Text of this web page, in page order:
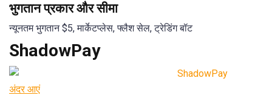
भुगतान प्रकार और सीमा
न्यूनतम भुगतान $5, मार्केटप्लेस, फ्लैश सेल, ट्रेडिंग बॉट
ShadowPay
अंदर आएं